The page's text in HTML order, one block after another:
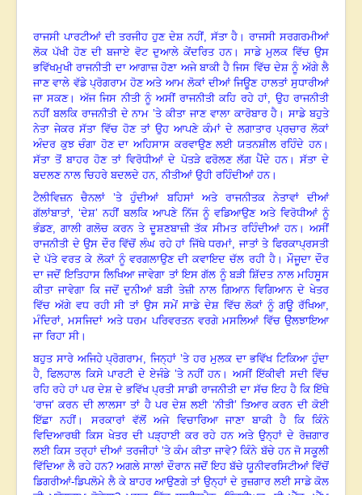
ਰਾਜਸੀ ਪਾਰਟੀਆਂ ਦੀ ਤਰਜੀਹ ਹੁਣ ਦੇਸ਼ ਨਹੀਂ, ਸੱਤਾ ਹੈ। ਰਾਜਸੀ ਸਰਗਰਮੀਆਂ
ਲੋਕ ਪੱਖੀ ਹੋਣ ਦੀ ਬਜਾਏ ਵੋਟ ਦੁਆਲੇ ਕੇਂਦਰਿਤ ਹਨ। ਸਾਡੇ ਮੁਲਕ ਵਿੱਚ ਉਸ
ਭਵਿੱਖਮੁਖੀ ਰਾਜਨੀਤੀ ਦਾ ਆਗਾਜ਼ ਹੋਣਾ ਅਜੇ ਬਾਕੀ ਹੈ ਜਿਸ ਵਿੱਚ ਦੇਸ਼ ਨੂੰ ਅੱਗੇ ਲੈ
ਜਾਣ ਵਾਲੇ ਵੱਡੇ ਪ੍ਰੋਗਰਾਮ ਹੋਣ ਅਤੇ ਆਮ ਲੋਕਾਂ ਦੀਆਂ ਜਿਊਣ ਹਾਲਤਾਂ ਸੁਧਾਰੀਆਂ
ਜਾ ਸਕਣ। ਅੱਜ ਜਿਸ ਨੀਤੀ ਨੂੰ ਅਸੀਂ ਰਾਜਨੀਤੀ ਕਹਿ ਰਹੇ ਹਾਂ, ਉਹ ਰਾਜਨੀਤੀ
ਨਹੀਂ ਬਲਕਿ ਰਾਜਨੀਤੀ ਦੇ ਨਾਮ’ਤੇ ਕੀਤਾ ਜਾਣ ਵਾਲਾ ਕਾਰੋਬਾਰ ਹੈ। ਸਾਡੇ ਬਹੁਤੇ
ਨੇਤਾ ਜੇਕਰ ਸੱਤਾ ਵਿੱਚ ਹੋਣ ਤਾਂ ਉਹ ਆਪਣੇ ਕੰਮਾਂ ਦੇ ਲਗਾਤਾਰ ਪ੍ਰਚਾਰ ਲੋਕਾਂ
ਅੰਦਰ ਕੁਝ ਚੰਗਾ ਹੋਣ ਦਾ ਅਹਿਸਾਸ ਕਰਵਾਉਣ ਲਈ ਯਤਨਸ਼ੀਲ ਰਹਿੰਦੇ ਹਨ।
ਸੱਤਾ ਤੋਂ ਬਾਹਰ ਹੋਣ ਤਾਂ ਵਿਰੋਧੀਆਂ ਦੇ ਪੋਤੜੇ ਫਰੋਲਣ ਲੱਗ ਪੈਂਦੇ ਹਨ। ਸੱਤਾ ਦੇ
ਬਦਲਣ ਨਾਲ ਚਿਹਰੇ ਬਦਲਦੇ ਹਨ, ਨੀਤੀਆਂ ਉਹੀ ਰਹਿੰਦੀਆਂ ਹਨ।
ਟੈਲੀਵਿਜ਼ਨ ਚੈਨਲਾਂ ’ਤੇ
ਹੁੰਦੀਆਂ ਬਹਿਸਾਂ ਅਤੇ ਰਾਜਨੀਤਕ ਨੇਤਾਵਾਂ ਦੀਆਂ
ਗੱਲਾਂਬਾਤਾਂ, ‘ਦੇਸ਼’ ਨਹੀਂ ਬਲਕਿ ਆਪਣੇ ਨਿੱਜ ਨੂੰ ਵਡਿਆਉਣ ਅਤੇ ਵਿਰੋਧੀਆਂ ਨੂੰ
ਭੰਡਣ, ਗਾਲੀ ਗਲੋਚ ਕਰਨ ਤੇ ਦੂਸ਼ਣਬਾਜ਼ੀ ਤੱਕ ਸੀਮਤ ਰਹਿੰਦੀਆਂ ਹਨ। ਅਸੀਂ
ਰਾਜਨੀਤੀ ਦੇ ਉਸ ਦੌਰ ਵਿੱਚੋਂ ਲੰਘ ਰਹੇ ਹਾਂ ਜਿੱਥੇ ਧਰਮਾਂ, ਜਾਤਾਂ ਤੇ ਫਿਰਕਾਪ੍ਰਸਤੀ
ਦੇ ਪੱਤੇ ਵਰਤ ਕੇ ਲੋਕਾਂ ਨੂੰ ਵਰਗਲਾਉਣ ਦੀ ਕਵਾਇਦ ਚੱਲ ਰਹੀ ਹੈ। ਮੌਜੂਦਾ ਦੌਰ
ਦਾ ਜਦੋਂ ਇਤਿਹਾਸ ਲਿਖਿਆ ਜਾਵੇਗਾ ਤਾਂ ਇਸ ਗੱਲ ਨੂੰ ਬੜੀ ਸ਼ਿੱਦਤ ਨਾਲ ਮਹਿਸੂਸ
ਕੀਤਾ ਜਾਵੇਗਾ ਕਿ ਜਦੋਂ ਦੁਨੀਆਂ ਬੜੀ ਤੇਜ਼ੀ ਨਾਲ ਗਿਆਨ ਵਿਗਿਆਨ ਦੇ ਖੇਤਰ
ਵਿੱਚ ਅੱਗੇ ਵਧ ਰਹੀ ਸੀ ਤਾਂ ਉਸ ਸਮੇਂ ਸਾਡੇ ਦੇਸ਼ ਵਿੱਚ ਲੋਕਾਂ ਨੂੰ ਗਊ ਰੱਖਿਆ,
ਮੰਦਿਰਾਂ,ਮਸਜਿਦਾਂ ਅਤੇ ਧਰਮ ਪਰਿਵਰਤਨ ਵਰਗੇ ਮਸਲਿਆਂ ਵਿੱਚ ਉਲਝਾਇਆ
ਜਾ ਰਿਹਾ ਸੀ।
ਬਹੁਤ ਸਾਰੇ ਅਜਿਹੇ ਪ੍ਰੋਗਰਾਮ,ਜਿਨ੍ਹਾਂ ’ਤੇ ਹਰ ਮੁਲਕ ਦਾ ਭਵਿੱਖ ਟਿਕਿਆ ਹੁੰਦਾ
ਹੈ,ਫਿਲਹਾਲ ਕਿਸੇ ਪਾਰਟੀ ਦੇ ਏਜੰਡੇ ’ਤੇ ਨਹੀਂ ਹਨ। ਅਸੀਂ ਇੱਕੀਵੀ ਸਦੀ ਵਿੱਚ
ਰਹਿ ਰਹੇ ਹਾਂ ਪਰ ਦੇਸ਼ ਦੇ ਭਵਿੱਖ ਪ੍ਰਤੀ ਸਾਡੀ ਰਾਜਨੀਤੀ ਦਾ ਸੱਚ ਇਹ ਹੈ ਕਿ ਇੱਥੇ
‘ਰਾਜ’ਕਰਨ ਦੀ ਲਾਲਸਾ ਤਾਂ ਹੈ ਪਰ ਦੇਸ਼ ਲਈ ‘ਨੀਤੀ’ਤਿਆਰ ਕਰਨ ਦੀ ਕੋਈ
ਇੱਛਾ ਨਹੀਂ। ਸਰਕਾਰਾਂ ਵੱਲੋਂ ਅਜੇ
ਵਿਚਾਰਿਆ ਜਾਣਾ ਬਾਕੀ ਹੈ ਕਿ ਕਿੰਨੇ
ਵਿਦਿਆਰਥੀ ਕਿਸ ਖੇਤਰ ਦੀ ਪੜ੍ਹਾਈ ਕਰ ਰਹੇ ਹਨ ਅਤੇ ਉਨ੍ਹਾਂ ਦੇ ਰੋਜ਼ਗਾਰ
ਲਈ ਕਿਸ ਤਰ੍ਹਾਂ ਦੀਆਂ ਤਰਜੀਹਾਂ ’ਤੇ ਕੰਮ ਕੀਤਾ ਜਾਵੇ?ਕਿੰਨੇ ਬੱਚੇ ਹਨ ਜੋ ਸਕੂਲੀ
ਵਿੱਦਿਆ ਲੈ ਰਹੇ ਹਨ? ਅਗਲੇ ਸਾਲਾਂ ਦੌਰਾਨ ਜਦੋਂ ਇਹ ਬੱਚੇ ਯੂਨੀਵਰਸਿਟੀਆਂ ਵਿੱਚੋਂ
ਡਿਗਰੀਆਂ-ਡਿਪਲੋਮੇ ਲੈ ਕੇ ਬਾਹਰ ਆਉਣਗੇ ਤਾਂ ਉਨ੍ਹਾਂ ਦੇ ਰੁਜ਼ਗਾਰ ਲਈ ਸਾਡੇ ਕੋਲ